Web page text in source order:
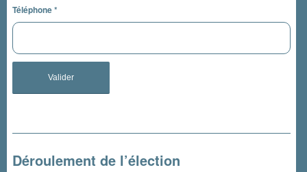
Téléphone*
Déroulement de l’élection